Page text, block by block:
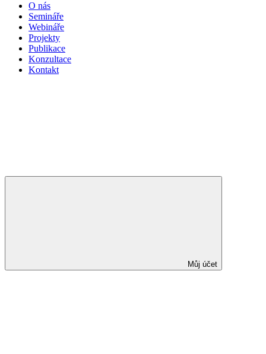
O nás
Semináře
Webináře
Projekty
Publikace
Konzultace
Kontakt
Můj účet